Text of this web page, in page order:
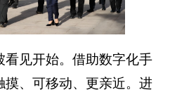
看见开始。借助数字化手
、可移动、更亲近。进